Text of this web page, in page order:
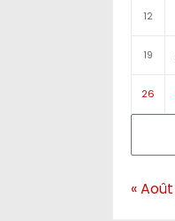
12
19
26
« Août